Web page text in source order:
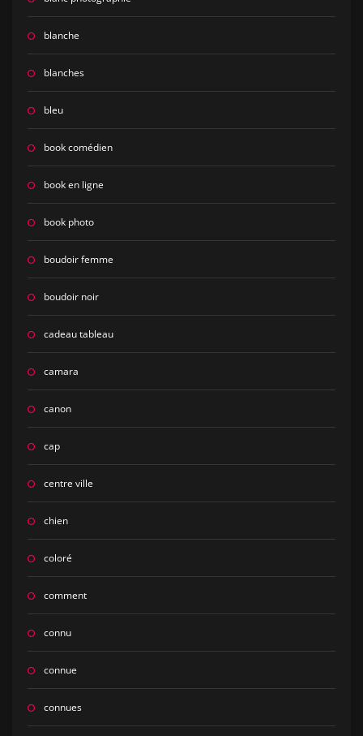
blanche
blanches
bleu
book comédien
book en ligne
book photo
boudoir femme
boudoir noir
cadeau tableau
camara
canon
cap
centre ville
chien
coloré
comment
connu
connue
connues